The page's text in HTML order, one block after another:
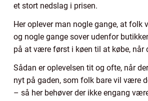
et stort nedslag i prisen.
Her oplever man nogle gange, at folk
og nogle gange sover udenfor
på at være først i køen til at købe, når
Sådan er oplevelsen tit og ofte, når
nyt på gaden, som folk bare vil være
– så her behøver der ikke engang